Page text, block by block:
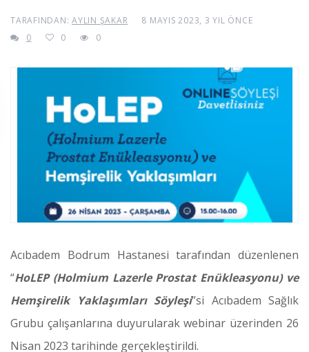
TARAFINDAN: AYLIN ŞAKAR
8 MAYIS 2023, 3 YIL ÖNCE
0
0 0
Acıbadem Bodrum Hastanesi tarafından düzenlenen
“HoLEP (Holmium Lazerle Prostat Enükleasyonu) ve
Hemşirelik Yaklaşımları Söyleşi”si Acıbadem Sağlık
Grubu çalışanlarına duyurularak webinar üzerinden 26
Nisan 2023 tarihinde gerçekleştirildi.